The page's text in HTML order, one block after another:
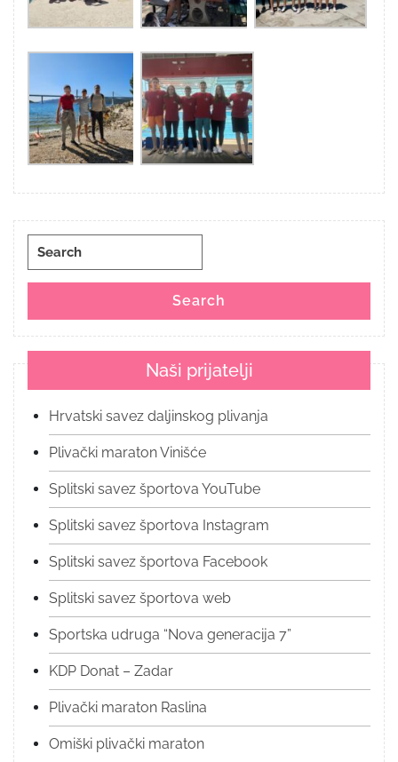
Search
Search
Naši prijatelji
Hrvatski savez daljinskog plivanja
Plivački maraton Vinišće
Splitski savez športova YouTube
Splitski savez športova Instagram
Splitski savez športova Facebook
Splitski savez športova web
Sportska udruga “Nova generacija 7”
KDP Donat – Zadar
Plivački maraton Raslina
Omiški plivački maraton